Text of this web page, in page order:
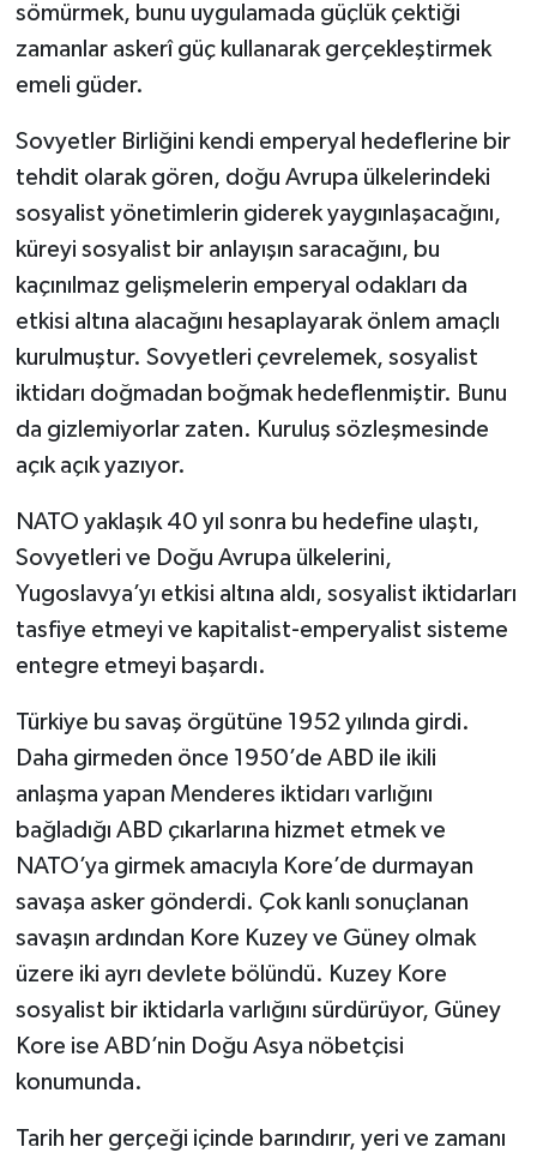
sömürmek, bunu uygulamada güçlük çektiği
zamanlar askerî güç kullanarak gerçekleştirmek
emeli güder.
Sovyetler Birliğini kendi emperyal hedeflerine bir
tehdit olarak gören, doğu Avrupa ülkelerindeki
sosyalist yönetimlerin giderek yaygınlaşacağını,
küreyi sosyalist bir anlayışın saracağını, bu
kaçınılmaz gelişmelerin emperyal odakları da
etkisi altına alacağını hesaplayarak önlem amaçlı
kurulmuştur. Sovyetleri çevrelemek, sosyalist
iktidarı doğmadan boğmak hedeflenmiştir. Bunu
da gizlemiyorlar zaten. Kuruluş sözleşmesinde
açık açık yazıyor.
NATO yaklaşık 40 yıl sonra bu hedefine ulaştı,
Sovyetleri ve Doğu Avrupa ülkelerini,
Yugoslavya’yı etkisi altına aldı, sosyalist iktidarları
tasfiye etmeyi ve kapitalist-emperyalist sisteme
entegre etmeyi başardı.
Türkiye bu savaş örgütüne 1952 yılında girdi.
Daha girmeden önce 1950’de ABD ile ikili
anlaşma yapan Menderes iktidarı varlığını
bağladığı ABD çıkarlarına hizmet etmek ve
NATO’ya girmek amacıyla Kore’de durmayan
savaşa asker gönderdi. Çok kanlı sonuçlanan
savaşın ardından Kore Kuzey ve Güney olmak
üzere iki ayrı devlete bölündü. Kuzey Kore
sosyalist bir iktidarla varlığını sürdürüyor, Güney
Kore ise ABD’nin Doğu Asya nöbetçisi
konumunda.
Tarih her gerçeği içinde barındırır, yeri ve zamanı